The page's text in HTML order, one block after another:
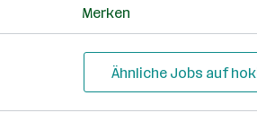
Merken
Ähnliche Jobs auf